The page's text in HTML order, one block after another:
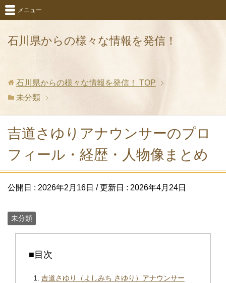
石川県からの様々な情報を発信！
メニュー
石川県からの様々な情報を発信！
TOP
未分類
吉道さゆりアナウンサーのプロ
フィール・経歴・人物像まとめ
公開日 : 2026年2月16日 / 更新日 : 2026年4月24日
未分類
■目次
吉道さゆり（よしみち さゆり）アナウンサー